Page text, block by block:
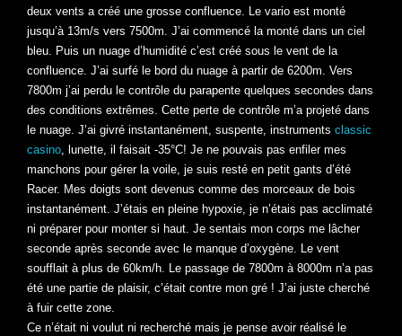
deux vents a créé une grosse confluence. Le vario est monté
jusqu’à 13m/s vers 7500m. J’ai commencé la monté dans un ciel
bleu. Puis un nuage d’humidité c’est créé sous le vent de la
confluence. J’ai surfé le bord du nuage à partir de 6200m. Vers
7800m j’ai perdu le contrôle du parapente quelques secondes dans
des conditions extrêmes. Cette perte de contrôle m’a projeté dans
le nuage. J’ai givré instantanément, suspente, instruments classic
casino, lunette, il faisait -35°C! Je ne pouvais pas enfiler mes
manchons pour gérer la voile, je suis resté en petit gants d’été
Racer. Mes doigts sont devenus comme des morceaux de bois
instantanément. J’étais en pleine hypoxie, je n’étais pas acclimaté
ni préparer pour monter si haut. Je sentais mon corps me lâcher
seconde après seconde avec le manque d’oxygène. Le vent
soufflait à plus de 60km/h. Le passage de 7800m à 8000m n’a pas
été une partie de plaisir, c’était contre mon gré ! J’ai juste cherché
à fuir cette zone.
Ce n’était ni voulut ni recherché mais je pense avoir réalisé le